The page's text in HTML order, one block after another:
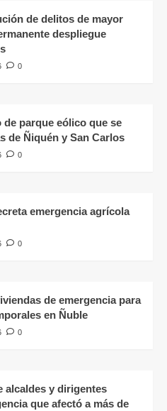
de delitos de mayor
despliegue
0
de parque eólico que se
de Ñiquén y San Carlos
0
emergencia agrícola
0
de emergencia para
en Ñuble
0
alcaldes y dirigentes
que afectó a más de